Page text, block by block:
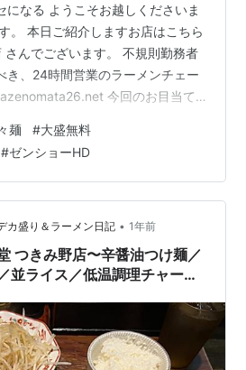
になる ようこそお越しくださいま
。 本日ご紹介しますお店はこちら
さんでございます。 不規則勤務者
き、24時間営業のラーメンチェー
今回のお目当て
思いますが、それからずっと気
ね😆 ということで、本日のオーダ
し担々麺＋麺大盛＋大ライス 通常
、ワタクシが訪問させていただ
無料でしたので¥1050、さ…
麺 #大盛無料
#ゼンショーHD
カ盛り＆ラーメン日記 • 1年前
つきみ野店〜辛醤油つけ麺／
並ライス／低温調理チャーシ
ニング／ゼンショーHD〜